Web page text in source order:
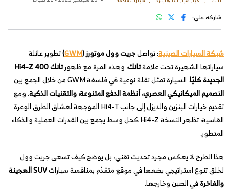
شاركه على:
شبكة السيارات الصينية: تواصلجريت وول موتورز (GWM
)تطوير عائلة
سياراتها الشهيرة تحت علامةتانك، وهذه المرة مع ظهور
تانك 400 Hi4-Z
الجديدة كليًا. السيارة تمثل نقلة نوعية في فلسفة GWM من خلال الجمع بين
التصميم الميكانيكي العصري، أنظمة الدفع المتنوعة، والتقنيات الذكية. ومع
تقديم خيارات البنزين والديزل إلى جانب Hi4-T الموجهة لعشاق الطرق الوعرة
القاسية، تظهر النسخة Hi4-Z كحل وسط يجمع بين القدرات العملية والذكاء
المتطور.
هذا الطرح لا يعكس مجرد تحديث تقني، بل يوضح كيف تسعى جريت وول
لخلق تنوع استراتيجي يضعها في موقع متقدّم بمنافسة سيارات
SUV الهجينة
والفاخرةفي الصين وخارجها.